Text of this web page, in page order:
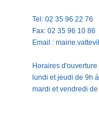
Tel: 02 35 96 22 76
Fax: 02 35 96 10 86
Email :
Horaires d'ouverture
lundi et jeudi de 9h
mardi et vendredi